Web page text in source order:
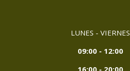
LUNES - VIERNES
09:00 - 12:00
16:00 - 20:00